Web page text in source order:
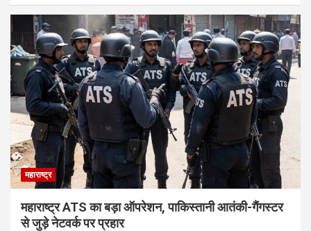
महाराष्ट्र
महाराष्ट्र ATS का बड़ा ऑपरेशन, पाकिस्तानी आतंकी-गैंगस्टर
से जुड़े नेटवर्क पर प्रहार